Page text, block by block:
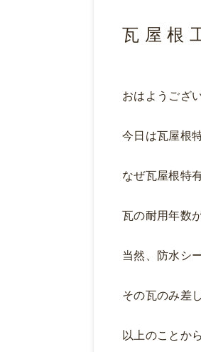
瓦 屋 根
おはようござ
今日は瓦屋
なぜ瓦屋根特
瓦の耐用年数
当然、防水シ
その瓦のみ差
以上のことか